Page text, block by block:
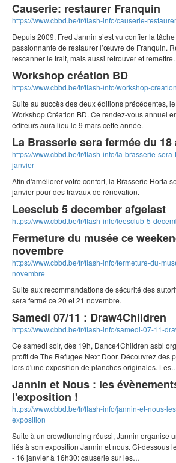
Causerie: restaurer Franquin
https://www.cbbd.be/fr/flash-info/causerie-
Depuis 2009, Fred Jannin s’est vu confier la
passionnante de restaurer l’œuvre de Franquin.
rescanner le trait, mais aussi retrouver et
Workshop création BD
https://www.cbbd.be/fr/flash-info/workshop-
Suite au succès des deux éditions précédentes,
Workshop Création BD. Ce rendez-vous annuel
éditeurs aura lieu le 9 mars cette année.
La Brasserie sera fermée du
https://www.cbbd.be/fr/flash-info/la-brasserie-
janvier
Afin d'améliorer votre confort, la Brasserie Horta
janvier pour des travaux de rénovation.
Leesclub 5 december afgelast
https://www.cbbd.be/fr/flash-info/leesclub-5-
Fermeture du musée ce
novembre
https://www.cbbd.be/fr/flash-info/fermeture-du-
novembre
Suite aux recommandations de sécurité des
sera fermé ce 20 et 21 novembre.
Samedi 07/11 : Draw4Children
https://www.cbbd.be/fr/flash-info/samedi-07-11-
Ce samedi soir, dès 19h, Dance4Children asbl
profit de The Refugee Next Door. Découvrez des
lors d'une exposition de planches originales.
Jannin et Nous : les
l'exposition !
https://www.cbbd.be/fr/flash-info/jannin-et-nous-
exposition
Suite à un crowdfunding réussi, Jannin organise
liés à son exposition Jannin et nous. Ci-dessous
- 16 janvier à 16h30: causerie sur les…